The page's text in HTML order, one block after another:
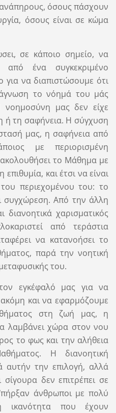
όσους πάσχουν
όσους είναι σε κώμα
σε κάποιο σημείο, να
από ένα συγκεκριμένο
να διαπιστώσουμε ότι
το νόημά του μάς
μας δεν είχε
ή τη σαφήνεια. Η σύγχυση
μας, η σαφήνεια από
με περιορισμένη
το Μάθημα με
και έτσι να είναι
περιεχομένου του: το
συγχώρεση. Από την άλλη
χαρισματικός
από τεράστια
να κατανοήσει το
παρά την νοητική
του.
εγκέφαλό μας για να
και να εφαρμόζουμε
στη ζωή μας, η
λαμβάνει χώρα στον νου
το φως και την αλήθεια
Η διανοητική
αυτήν την επιλογή, αλλά
δεν επιτρέπει σε
άνθρωποι με πολύ
ικανότητα που έχουν